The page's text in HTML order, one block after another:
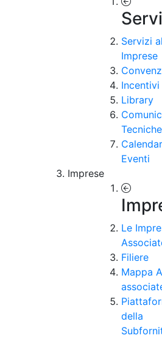
Servizi
Imprese
Incentivi
Library
Tecniche
Eventi
Imprese
Le
Filiere
Mappa
della